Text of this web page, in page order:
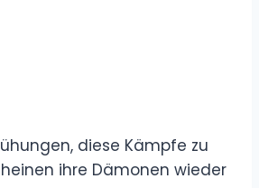
diese Kämpfe zu
ihre Dämonen wieder